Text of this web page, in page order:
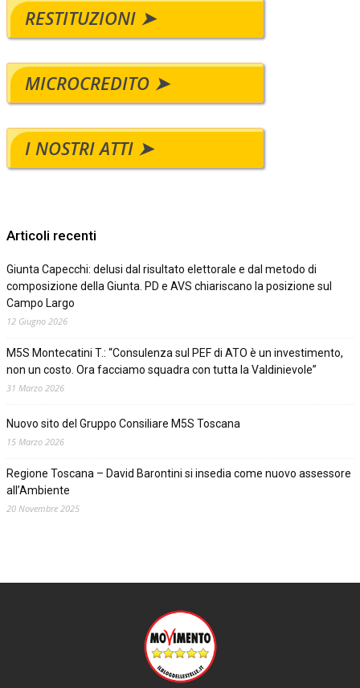
RESTITUZIONI ➤
MICROCREDITO ➤
I NOSTRI ATTI ➤
Articoli recenti
Giunta Capecchi: delusi dal risultato elettorale e dal metodo di
composizione della Giunta. PD e AVS chiariscano la posizione sul
Campo Largo
12 Giugno 2026
M5S Montecatini T.: “Consulenza sul PEF di ATO è un investimento,
non un costo. Ora facciamo squadra con tutta la Valdinievole”
31 Marzo 2026
Nuovo sito del Gruppo Consiliare M5S Toscana
15 Marzo 2026
Regione Toscana – David Barontini si insedia come nuovo assessore
all’Ambiente
20 Novembre 2025